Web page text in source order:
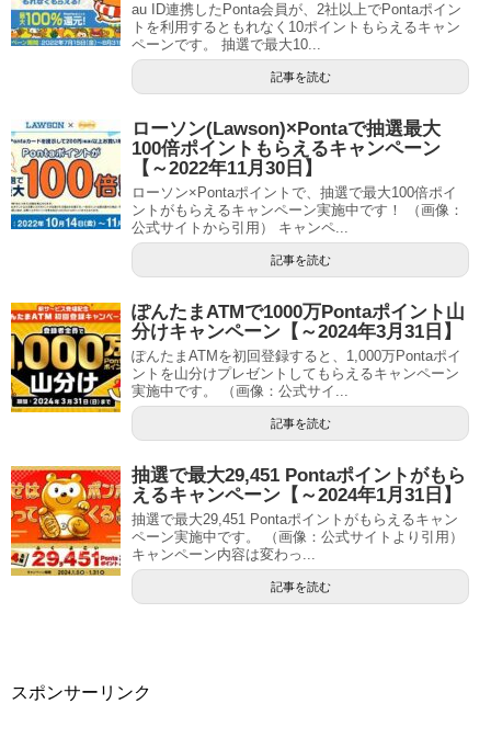
au ID連携したPonta会員が、2社以上でPontaポイン
トを利用するともれなく10ポイントもらえるキャン
ペーンです。 抽選で最大10...
記事を読む
ローソン(Lawson)×Pontaで抽選最大
100倍ポイントもらえるキャンペーン
【～2022年11月30日】
ローソン×Pontaポイントで、抽選で最大100倍ポイ
ントがもらえるキャンペーン実施中です！ （画像：
公式サイトから引用） キャンペ...
記事を読む
ぽんたまATMで1000万Pontaポイント山
分けキャンペーン【～2024年3月31日】
ぽんたまATMを初回登録すると、1,000万Pontaポイ
ントを山分けプレゼントしてもらえるキャンペーン
実施中です。 （画像：公式サイ...
記事を読む
抽選で最大29,451 Pontaポイントがもら
えるキャンペーン【～2024年1月31日】
抽選で最大29,451 Pontaポイントがもらえるキャン
ペーン実施中です。 （画像：公式サイトより引用）
キャンペーン内容は変わっ...
記事を読む
スポンサーリンク